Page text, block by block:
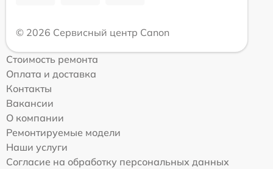
© 2026 Сервисный центр Canon
Стоимость ремонта
Оплата и доставка
Контакты
Вакансии
О компании
Ремонтируемые модели
Наши услуги
Согласие на обработку персональных данных